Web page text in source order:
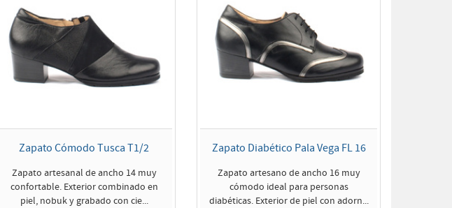
Zapato Cómodo Tusca T1/2
Zapato artesanal de ancho 14 muy
confortable. Exterior combinado en
piel, nobuk y grabado con cie...
Zapato Diabético Pala Vega FL 16
Zapato artesano de ancho 16 muy
cómodo ideal para personas
diabéticas. Exterior de piel con adorn...